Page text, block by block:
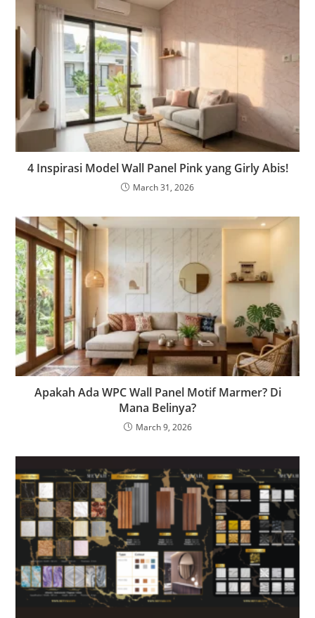
4 Inspirasi Model Wall Panel Pink yang Girly Abis!
March 31, 2026
Apakah Ada WPC Wall Panel Motif Marmer? Di
Mana Belinya?
March 9, 2026